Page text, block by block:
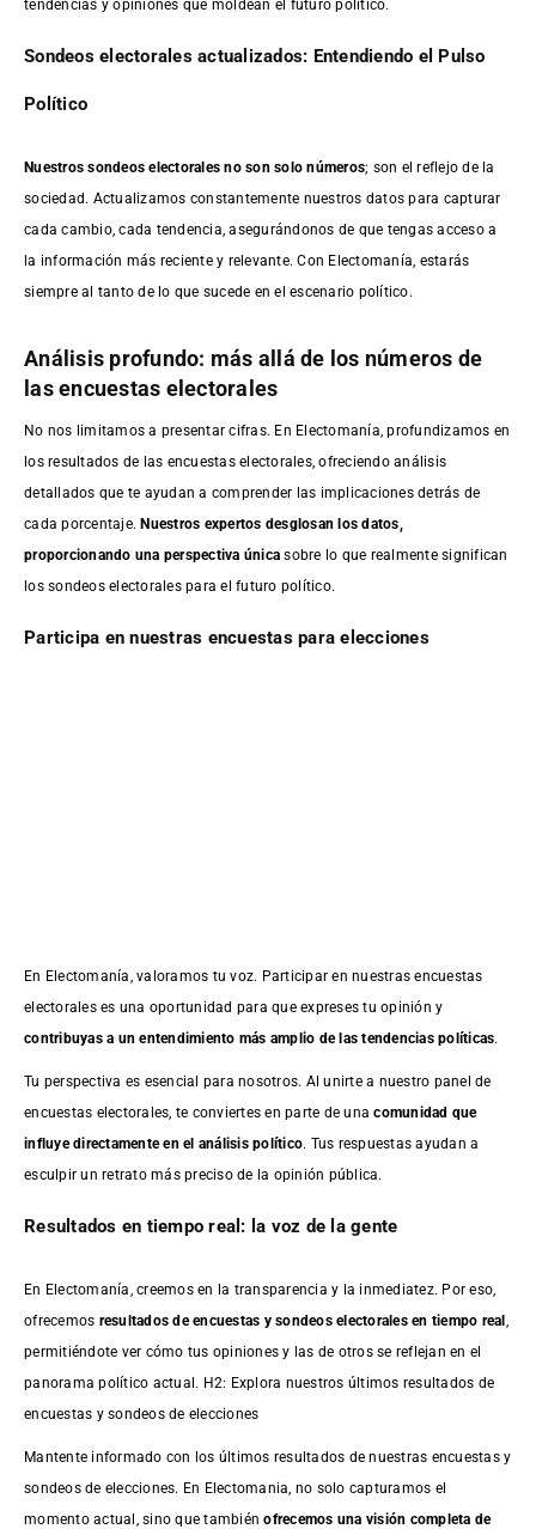
tendencias y opiniones que moldean el futuro político.
Sondeos electorales actualizados: Entendiendo el Pulso
Político
Nuestros sondeos electorales no son solo números; son el reflejo de la
sociedad. Actualizamos constantemente nuestros datos para capturar
cada cambio, cada tendencia, asegurándonos de que tengas acceso a
la información más reciente y relevante. Con Electomanía, estarás
siempre al tanto de lo que sucede en el escenario político.
Análisis profundo: más allá de los números de
las encuestas electorales
No nos limitamos a presentar cifras. En Electomanía, profundizamos en
los resultados de las encuestas electorales, ofreciendo análisis
detallados que te ayudan a comprender las implicaciones detrás de
cada porcentaje.Nuestros expertos desglosan los datos,
proporcionando una perspectiva única sobre lo que realmente significan
los sondeos electorales para el futuro político.
Participa en nuestras encuestas para elecciones
En Electomanía, valoramos tu voz. Participar en nuestras encuestas
electorales es una oportunidad para que expreses tu opinión y
contribuyas a un entendimiento más amplio de las tendencias políticas.
Tu perspectiva es esencial para nosotros. Al unirte a nuestro panel de
encuestas electorales, te conviertes en parte de unacomunidad que
influye directamente en el análisis político. Tus respuestas ayudan a
esculpir un retrato más preciso de la opinión pública.
Resultados en tiempo real: la voz de la gente
En Electomanía, creemos en la transparencia y la inmediatez. Por eso,
ofrecemos resultados deencuestas y sondeos electorales en tiempo real
permitiéndote ver cómo tus opiniones y las de otros se reflejan en el
panorama político actual. H2: Explora nuestros últimos resultados de
encuestas y sondeos de elecciones
Mantente informado con los últimos resultados de nuestras encuestasy
sondeos de elecciones. En Electomania, no solo capturamos el
momento actual, sino que tambiénofrecemos una visión completa de